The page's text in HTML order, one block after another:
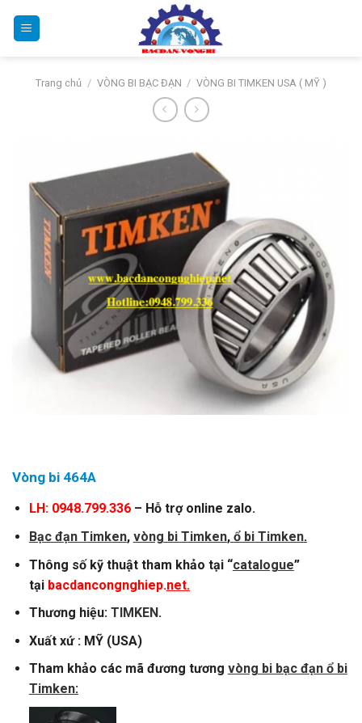
Trang chủ / VÒNG BI BẠC ĐẠN / VÒNG BI TIMKEN USA ( MỸ )
Vòng bi 464A
LH: 0948.799.336– Hỗ trợ online zalo.
Bạc đạn Timken, vòng bi Timken, ổ bi Timken.
Thông số kỹ thuật tham khảo tại “catalogue”
tại bacdancongnghiep.net.
Thương hiệu: TIMKEN .
Xuất xứ : MỸ (USA)
Tham khảo các mã đương tương vòng bi bạc đạn ổ bi
Timken: